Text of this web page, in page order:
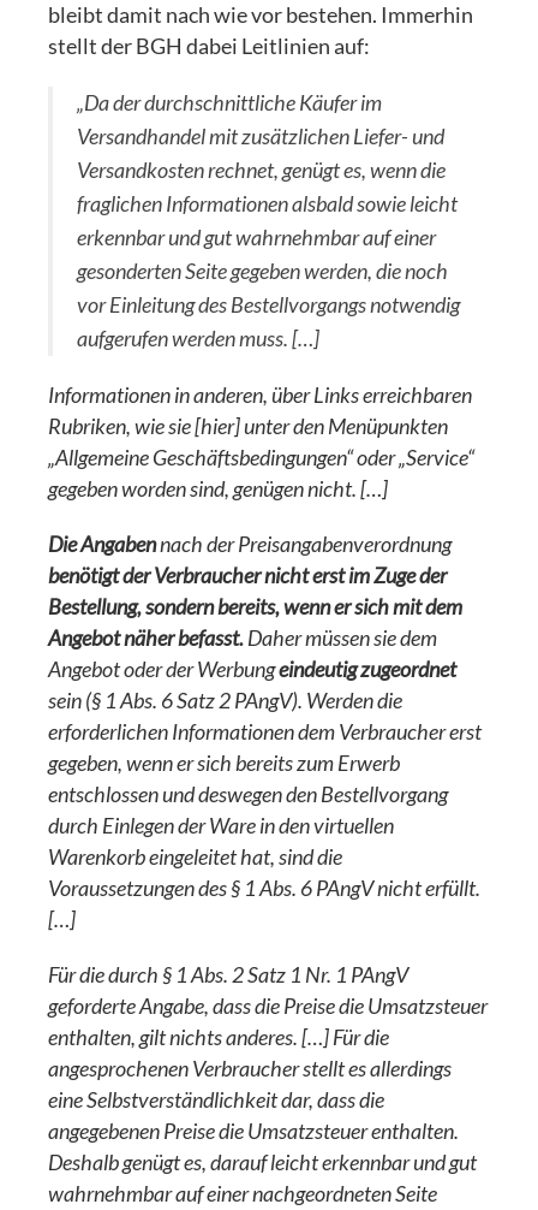
bleibt damit nach wie vor bestehen. Immerhin
stellt der BGH dabei Leitlinien auf:
„Da der durchschnittliche Käufer im
Versandhandel mit zusätzlichen Liefer- und
Versandkosten rechnet, genügt es, wenn die
fraglichen Informationen alsbald sowie leicht
erkennbar und gut wahrnehmbar auf einer
gesonderten Seite gegeben werden, die noch
vor Einleitung des Bestellvorgangs notwendig
aufgerufen werden muss. […]
Informationen in anderen, über Links erreichbaren
Rubriken, wie sie [hier] unter den Menüpunkten
„Allgemeine Geschäftsbedingungen“ oder „Service“
gegeben worden sind, genügen nicht. […]
Die Angabennach der Preisangabenverordnung
benötigt der Verbraucher nicht erst im Zuge der
Bestellung, sondern bereits, wenn er sich mit dem
Angebot näher befasst.Daher müssen sie dem
Angebot oder der Werbungeindeutig zugeordnet
sein (§ 1 Abs. 6 Satz 2 PAngV). Werden die
erforderlichen Informationen dem Verbraucher erst
gegeben, wenn er sich bereits zum Erwerb
entschlossen und deswegen den Bestellvorgang
durch Einlegen der Ware in den virtuellen
Warenkorb eingeleitet hat, sind die
Voraussetzungen des § 1 Abs. 6 PAngV nicht erfüllt.
[…]
Für die durch § 1 Abs. 2 Satz 1 Nr. 1 PAngV
geforderte Angabe, dass die Preise die Umsatzsteuer
enthalten, gilt nichts anderes. […] Für die
angesprochenen Verbraucher stellt es allerdings
eine Selbstverständlichkeit dar, dass die
angegebenen Preise die Umsatzsteuer enthalten.
Deshalb genügt es, darauf leicht erkennbar und gut
wahrnehmbar auf einer nachgeordneten Seite